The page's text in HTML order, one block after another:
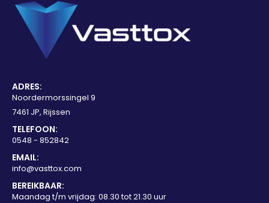
ADRES:
Noordermorssingel 9
7461 JP, Rijssen
TELEFOON:
0548 - 852842
EMAIL:
info@vasttox.com
BEREIKBAAR:
Maandag t/m vrijdag: 08.30 tot 21.30 uur